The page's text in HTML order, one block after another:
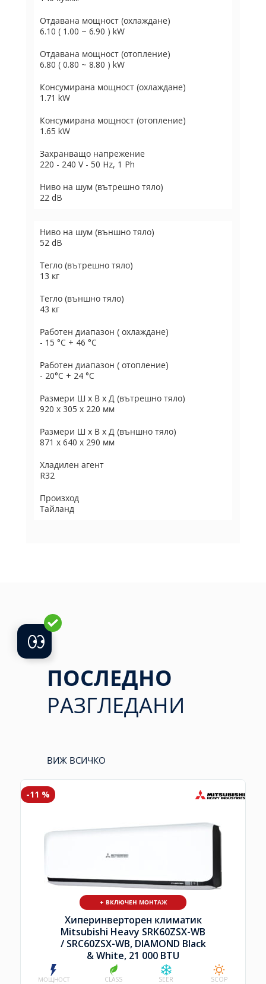
Отдавана мощност (охлаждане)
6.10 ( 1.00 ~ 6.90 ) kW
Отдавана мощност (отопление)
6.80 ( 0.80 ~ 8.80 ) kW
Консумирана мощност (охлаждане)
1.71 kW
Консумирана мощност (отопление)
1.65 kW
Захранващо напрежение
220 - 240 V - 50 Hz, 1 Ph
Ниво на шум (вътрешно тяло)
22 dB
Ниво на шум (външно тяло)
52 dB
Тегло (вътрешно тяло)
13 кг
Тегло (външно тяло)
43 кг
Работен диапазон ( охлаждане)
- 15 °C + 46 °C
Работен диапазон ( отопление)
- 20°C + 24 °C
Размери Ш х В х Д (вътрешно тяло)
920 х 305 х 220 мм
Размери Ш х В х Д (външно тяло)
871 х 640 х 290 мм
Хладилен агент
R32
Произход
Тайланд
ПОСЛЕДНО
РАЗГЛЕДАНИ
ВИЖ ВСИЧКО
-11 %
+ ВКЛЮЧЕН МОНТАЖ
Хиперинверторен климатик
Mitsubishi Heavy SRK60ZSX-WB
/SRC60ZSX-WB, DIAMOND Black
& White, 21 000 BTU
МОЩНОСТ CLASS SEER SCOP